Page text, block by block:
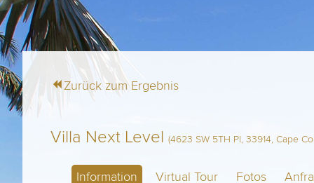
Zurück zum Ergebnis
Villa Next Level (4623 SW 5TH Pl, 33914, Cape
Information Virtual Tour Fotos